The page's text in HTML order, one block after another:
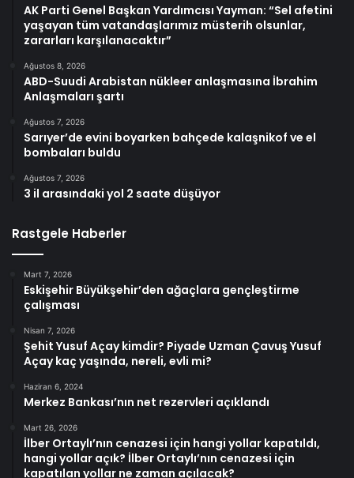
AK Parti Genel Başkan Yardımcısı Yayman: “Sel afetini
yaşayan tüm vatandaşlarımız müsterih olsunlar,
zararları karşılanacaktır”
Ağustos 8, 2026
ABD-Suudi Arabistan nükleer anlaşmasına İbrahim
Anlaşmaları şartı
Ağustos 7, 2026
Sarıyer’de evini boyarken bahçede kalaşnikof ve el
bombaları buldu
Ağustos 7, 2026
3 il arasındaki yol 2 saate düşüyor
Rastgele Haberler
Mart 7, 2026
Eskişehir Büyükşehir’den ağaçlara gençleştirme
çalışması
Nisan 7, 2026
Şehit Yusuf Açay kimdir? Piyade Uzman Çavuş Yusuf
Açay kaç yaşında, nereli, evli mi?
Haziran 6, 2024
Merkez Bankası’nın net rezervleri açıklandı
Mart 26, 2026
İlber Ortaylı’nın cenazesi için hangi yollar kapatıldı,
hangi yollar açık? İlber Ortaylı’nın cenazesi için
kapatılan yollar ne zaman açılacak?